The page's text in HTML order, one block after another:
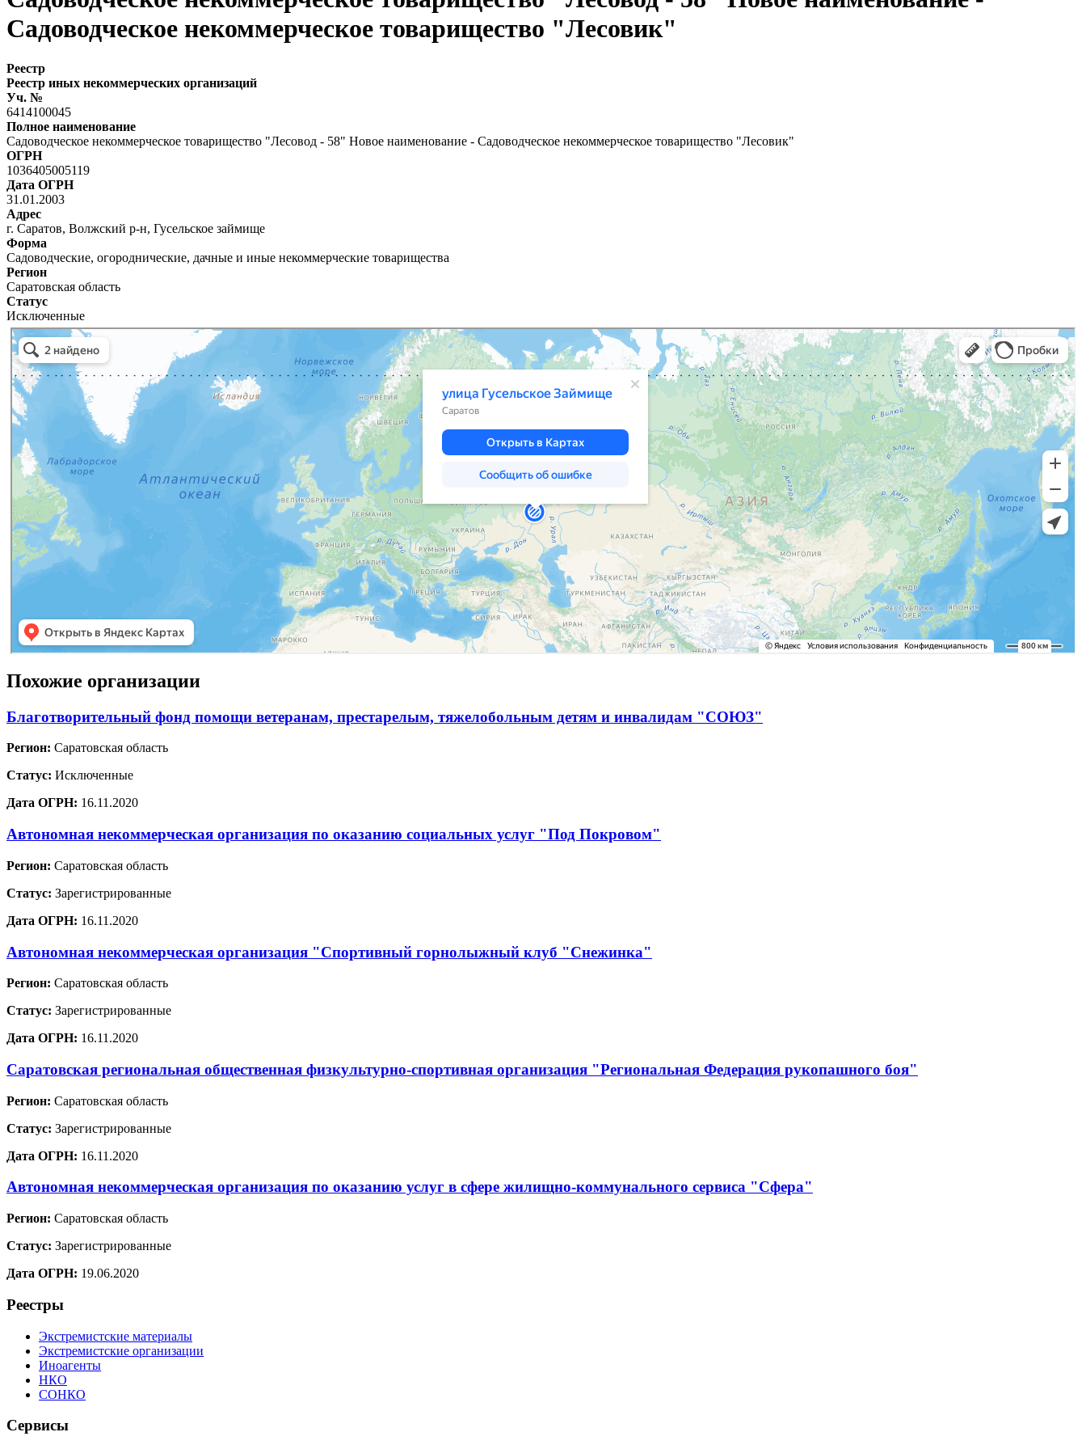
Садоводческое некоммерческое товарищество "Лесовик"
Реестр
Реестр иных некоммерческих организаций
Уч. №
6414100045
Полное наименование
Садоводческое некоммерческое товарищество "Лесовод - 58" Новое наименование - Садоводческое некоммерческое товарищество "Лесовик"
ОГРН
1036405005119
Дата ОГРН
31.01.2003
Адрес
г. Саратов, Волжский р-н, Гусельское займище
Форма
Садоводческие, огороднические, дачные и иные некоммерческие товарищества
Регион
Саратовская область
Статус
Исключенные
Похожие организации
Благотворительный фонд помощи ветеранам, престарелым, тяжелобольным детям и инвалидам "СОЮЗ"
Регион: Саратовская область
Статус: Исключенные
Дата ОГРН: 16.11.2020
Автономная некоммерческая организация по оказанию социальных услуг "Под Покровом"
Регион: Саратовская область
Статус: Зарегистрированные
Дата ОГРН: 16.11.2020
Автономная некоммерческая организация "Спортивный горнолыжный клуб "Снежинка"
Регион: Саратовская область
Статус: Зарегистрированные
Дата ОГРН: 16.11.2020
Саратовская региональная общественная физкультурно-спортивная организация "Региональная Федерация рукопашного боя"
Регион: Саратовская область
Статус: Зарегистрированные
Дата ОГРН: 16.11.2020
Автономная некоммерческая организация по оказанию услуг в сфере жилищно-коммунального сервиса "Сфера"
Регион: Саратовская область
Статус: Зарегистрированные
Дата ОГРН: 19.06.2020
Реестры
Экстремистские материалы
Экстремистские организации
Иноагенты
НКО
СОНКО
Сервисы